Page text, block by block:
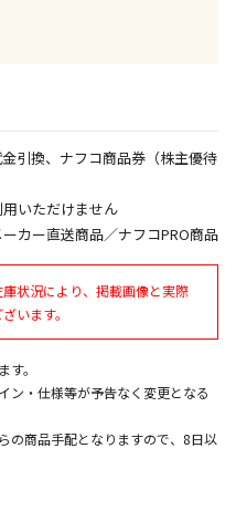
同じ店舗での受取となりま
選択できません。
です（店舗受取は選択でき
配のみ」マークの商品のみ
た商品については、当日に
ただく場合がございます。
始などの長期休業期間中
応となります。
引換、ナフコ商品券（株主優待
いただけません
カー直送商品／ナフコPRO商品
状況により、掲載画像と実際
います。
。
ン・仕様等が予告なく変更となる
の商品手配となりますので、8日以